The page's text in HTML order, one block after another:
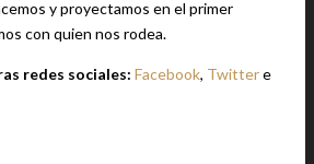
y proyectamos en el primer
con quien nos rodea.
redes sociales: Facebook, Twittere